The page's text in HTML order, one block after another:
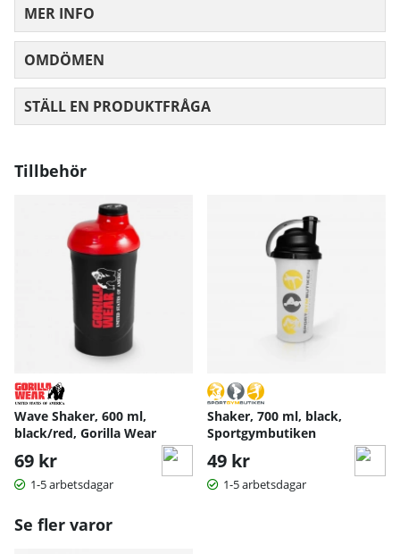
MER INFO
OMDÖMEN
STÄLL EN PRODUKTFRÅGA
Tillbehör
Wave Shaker, 600 ml,
black/red, Gorilla Wear
69 kr
1-5 arbetsdagar
Shaker, 700 ml, black,
Sportgymbutiken
49 kr
1-5 arbetsdagar
Se fler varor